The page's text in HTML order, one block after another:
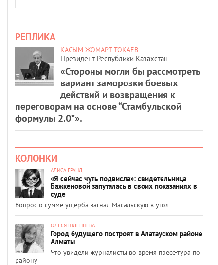
РЕПЛИКА
КАСЫМ-ЖОМАРТ ТОКАЕВ
Президент Республики Казахстан
«Стороны могли бы рассмотреть
вариант заморозки боевых
действий и возвращения к
переговорам на основе “Стамбульской
формулы 2.0”».
КОЛОНКИ
АЛИСА ГРАНД
«Я сейчас чуть подвисла»: свидетельница
Бажкеновой запуталась в своих показаниях в
суде
Вопрос о сумме ущерба загнал Масальскую в угол
ОЛЕСЯ ШЛЕПНЕВА
Город будущего построят в Алатауском районе
Алматы
Что увидели журналисты во время пресс-тура по
району